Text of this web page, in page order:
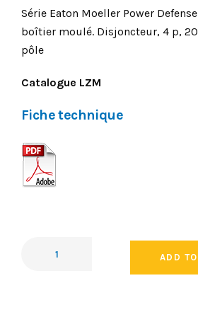
Série Eaton Moeller Power
boîtier moulé. Disjoncteur, 4 p,
pôle
Catalogue LZM
Fiche technique
ADD